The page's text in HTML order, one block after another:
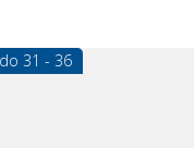
31 - 36